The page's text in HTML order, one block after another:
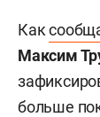
Как
Максим
больше